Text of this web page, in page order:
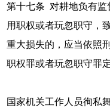
第十七条 对耕地负有监
用职权或者玩忽职守，
重大损失的，应当依照
职权罪或者玩忽职守罪
国家机关工作人员徇私